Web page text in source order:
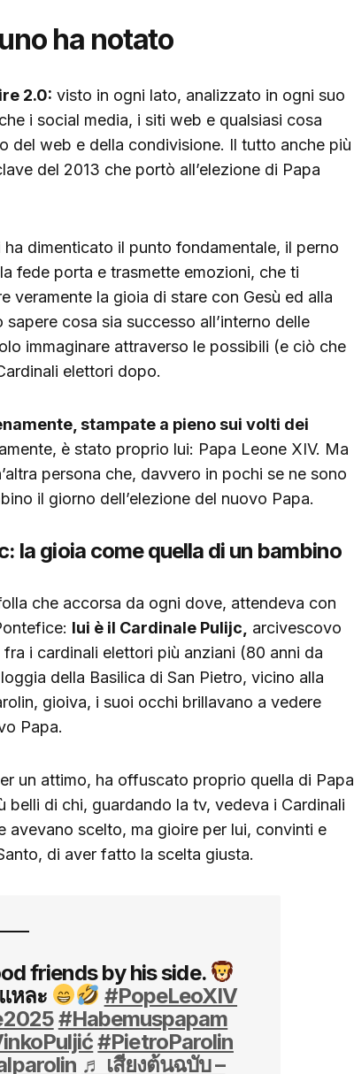
ha notato
2.0: visto in ogni lato, analizzato in ogni suo
i social media, i siti web e qualsiasi cosa
del web e della condivisione. Il tutto anche più
del 2013 che portò all’elezione di Papa
dimenticato il punto fondamentale, il perno
fede porta e trasmette emozioni, che ti
veramente la gioia di stare con Gesù ed alla
cosa sia successo all’interno delle
immaginare attraverso le possibili (e ciò che
elettori dopo.
stampate a pieno sui volti dei
è stato proprio lui: Papa Leone XIV. Ma
persona che, davvero in pochi se ne sono
il giorno dell’elezione del nuovo Papa.
la gioia come quella di un bambino
che accorsa da ogni dove, attendeva con
lui è il Cardinale Pulijc,
arcivescovo
i cardinali elettori più anziani (80 anni da
della Basilica di San Pietro, vicino alla
gioiva, i suoi occhi brillavano a vedere
Papa.
un attimo, ha offuscato proprio quella di Papa
belli di chi, guardando la tv, vedeva i Cardinali
avevano scelto, ma gioire per lui, convinti e
di aver fatto la scelta giusta.
friends by his side.
หละ
#PopeLeoXIV
#Habemuspapam
#PietroParolin
♬ เสียงต้นฉบับ –